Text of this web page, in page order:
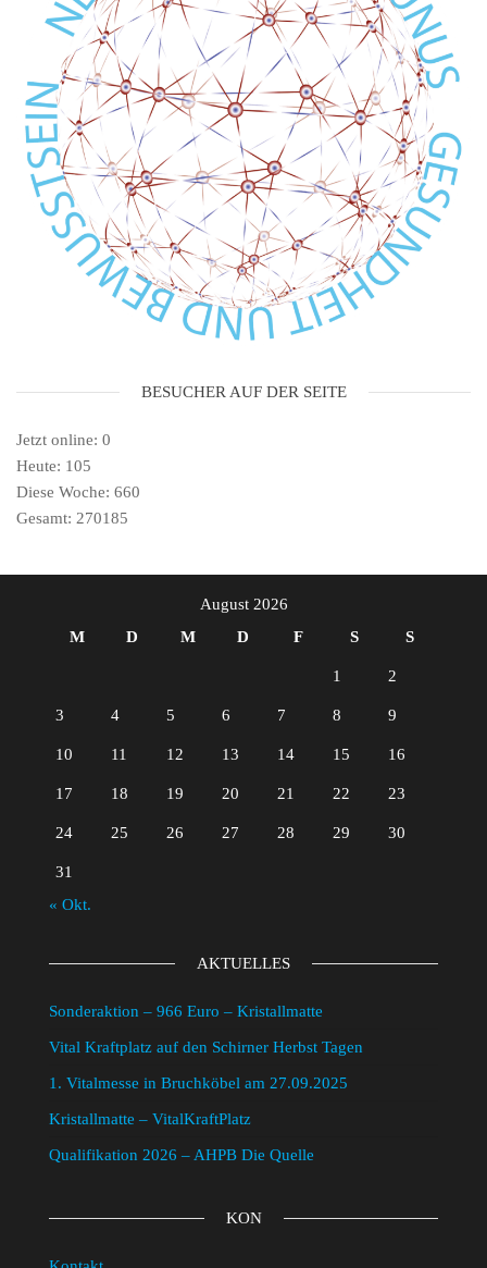
BESUCHER AUF DER SEITE
Jetzt online: 0
Heute: 105
Diese Woche: 660
Gesamt: 270185
August 2026
M
D M D F S S
1 2
3 4 5 6 7 8 9
10 11 12 13 14 15 16
17 18 19 20 21 22 23
24 25 26 27 28 29 30
31
« Okt.
AKTUELLES
Sonderaktion – 966 Euro – Kristallmatte
Vital Kraftplatz auf den Schirner Herbst Tagen
1. Vitalmesse in Bruchköbel am 27.09.2025
Kristallmatte – VitalKraftPlatz
Qualifikation 2026 – AHPB Die Quelle
KON